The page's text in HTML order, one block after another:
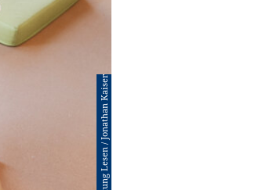
© Stiftung Lesen / Jonathan Kaiser